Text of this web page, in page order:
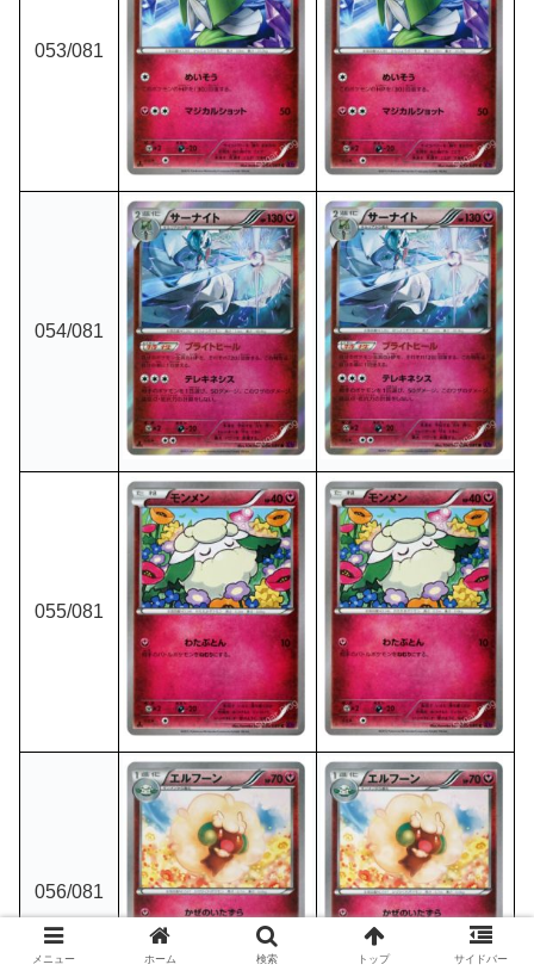
053/081
054/081
055/081
056/081
メニュー ホーム 検索 トップ サイドバー